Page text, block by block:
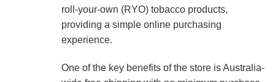
roll-your-own (RYO) tobacco products,
providing a simple online purchasing
experience.
One of the key benefits of the store is Australia-